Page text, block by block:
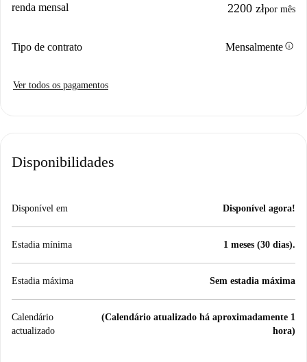
renda mensal 2200 złpor mês
Tipo de contrato Mensalmenteinfo
Ver todos os pagamentos
Disponibilidades
Disponível em Disponível agora!
Estadia mínima 1 meses (30 dias).
Estadia máxima Sem estadia máxima
Calendário
actualizado
(Calendário atualizado há aproximadamente 1
hora)